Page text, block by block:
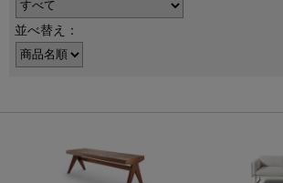
MAGAZINE
SUPPORT
PROFESSIONAL
並べ替え：